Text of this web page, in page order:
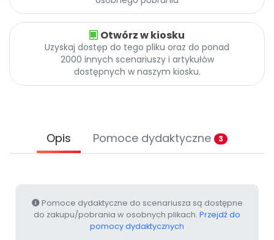
Archiwalne numery
Promocje
Otwórz w kiosku
Uzyskaj dostęp do tego pliku oraz do ponad
2000 innych scenariuszy i artykułów
dostępnych w naszym kiosku.
Opis Pomoce dydaktyczne 3
Pomoce dydaktyczne do scenariusza są dostępne
do zakupu/pobrania w osobnych plikach. Przejdź do
pomocy dydaktycznych